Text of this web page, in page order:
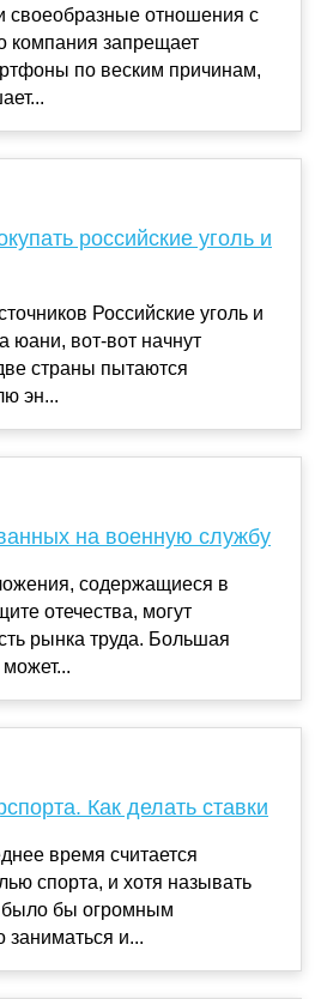
своеобразные отношения с
компания запрещает
по веским причинам,
российские уголь и
Российские уголь и
юани, вот-вот начнут
страны пытаются
эн...
на военную службу
содержащиеся в
отечества, могут
рынка труда. Большая
может...
Как делать ставки
время считается
спорта, и хотя называть
было бы огромным
и...